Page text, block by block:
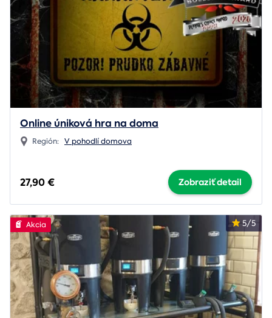
Online úniková hra na doma
Región: V pohodlí domova
27,90 € Zobraziť detail
5/5
Akcia